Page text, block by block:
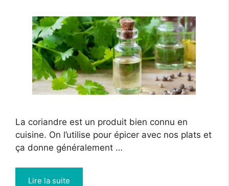
La coriandre est un produit bien connu en
cuisine. On l’utilise pour épicer avec nos plats et
ça donne généralement …
Lire la suite